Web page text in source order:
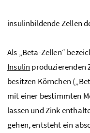
insulinbildende Zellen
Als „Beta-Zellen“
Insulin produzierenden
besitzen Körnchen
mit einer bestimmten
lassen und Zink
gehen, entsteht ein